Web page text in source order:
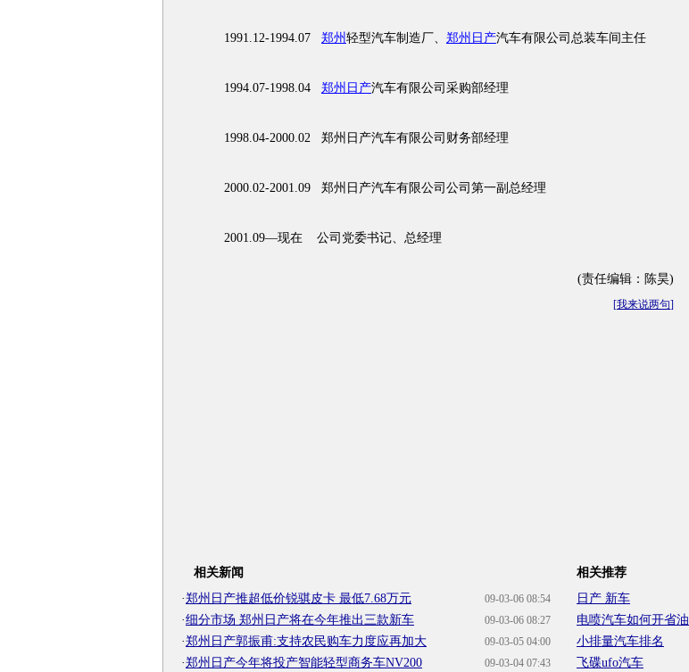
1991.12-1994.07 郑州 轻型汽车制造厂、 郑州日产汽车有限公司总装车间主任
1994.07-1998.04 郑州日产汽车有限公司采购部经理
1998.04-2000.02 郑州日产汽车有限公司财务部经理
2000.02-2001.09 郑州日产汽车有限公司公司第一副总经理
2001.09—现在 公司党委书记、总经理
(责任编辑：陈昊)
[我来说两句]
相关新闻
09-03-06 08:54
·郑州日产推超低价锐骐皮卡 最低7.68万元
09-03-06 08:27
·细分市场 郑州日产将在今年推出三款新车
09-03-05 04:00
·郑州日产郭振甫:支持农民购车力度应再加大
09-03-04 07:43
·郑州日产今年将投产智能轻型商务车NV200
相关推荐
日产 新车
电喷汽车如何开省油
小排量汽车排名
飞碟ufo汽车